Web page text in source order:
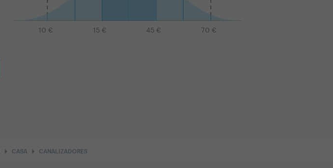
10 € 15 € 45 € 70 €
arrow_right CASA arrow_right CANALIZADORES